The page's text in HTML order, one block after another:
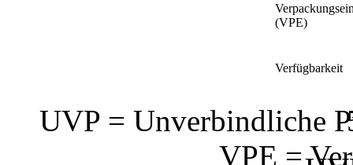
(VPE)
Verfügbarkeit
UVP = Unverbindliche
VPE =